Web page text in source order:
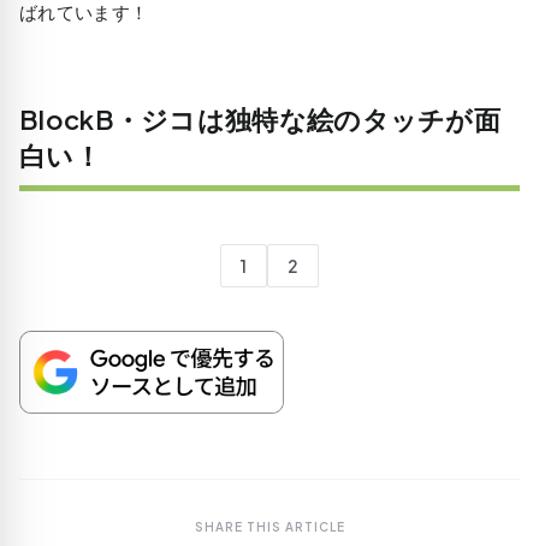
ばれています！
BlockB・ジコは独特な絵のタッチが面
白い！
1 2
SHARE THIS ARTICLE